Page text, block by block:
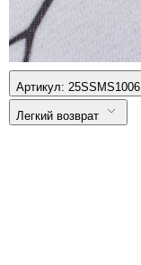
Артикул: 25SSMS1006
Легкий возврат